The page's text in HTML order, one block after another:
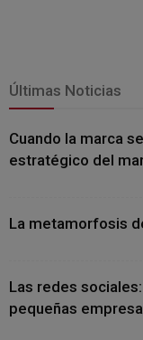
Últimas Noticias
Cuando la marca
estratégico del
La metamorfosis
Las redes
pequeñas